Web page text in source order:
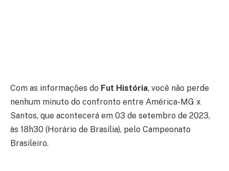
Com as informações do Fut História, você não perde
nenhum minuto do confronto entre América-MG x
Santos, que acontecerá em 03 de setembro de 2023,
às 18h30 (Horário de Brasília), pelo Campeonato
Brasileiro.